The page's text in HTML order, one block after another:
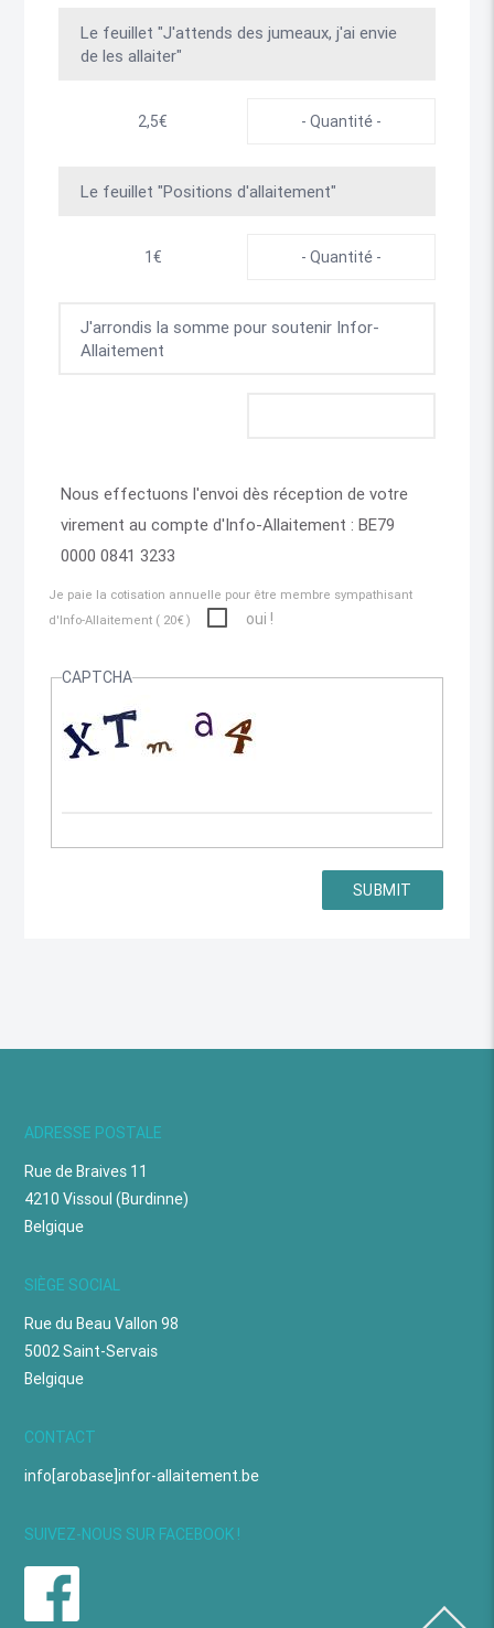
Le feuillet "J'attends des jumeaux, j'ai envie
de les allaiter"
2,5€
Le feuillet "Positions d'allaitement"
1€
J'arrondis la somme pour soutenir Infor-
Allaitement
Nous effectuons l'envoi dès réception de votre
virement au compte d'Info-Allaitement : BE79
0000 0841 3233
Je paie la cotisation annuelle pour être membre sympathisant
d'Info-Allaitement ( 20€ )
oui !
CAPTCHA
ADRESSE POSTALE
Rue de Braives 11
4210 Vissoul (Burdinne)
Belgique
SIÈGE SOCIAL
Rue du Beau Vallon 98
5002 Saint-Servais
Belgique
CONTACT
info[arobase]infor-allaitement.be
SUIVEZ-NOUS SUR FACEBOOK !